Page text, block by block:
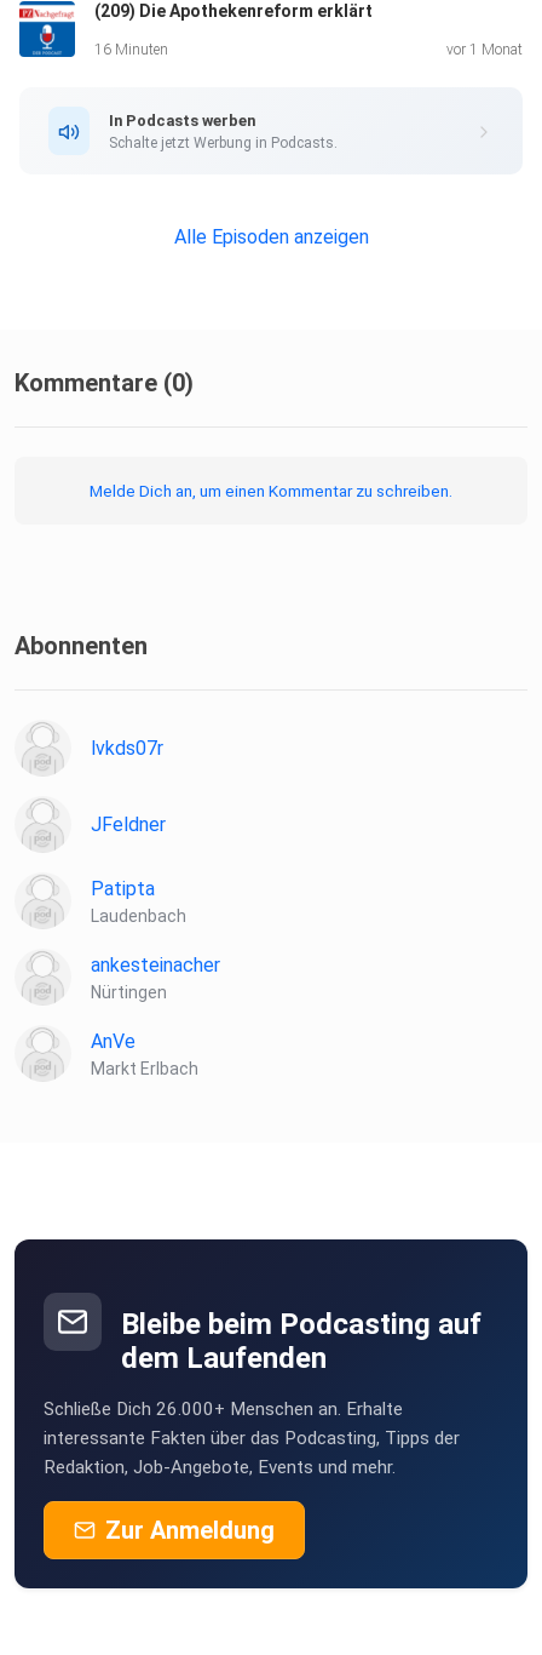
(209) Die Apothekenreform erklärt
16 Minuten vor 1 Monat
In Podcasts werben
Schalte jetzt Werbung in Podcasts.
Alle Episoden anzeigen
Kommentare (0)
Melde Dich an, um einen Kommentar zu schreiben.
Abonnenten
lvkds07r
JFeldner
Patipta
Laudenbach
ankesteinacher
Nürtingen
AnVe
Markt Erlbach
Bleibe beim Podcasting auf
dem Laufenden
Schließe Dich 26.000+ Menschen an. Erhalte
interessante Fakten über das Podcasting, Tipps der
Redaktion, Job-Angebote, Events und mehr.
Zur Anmeldung